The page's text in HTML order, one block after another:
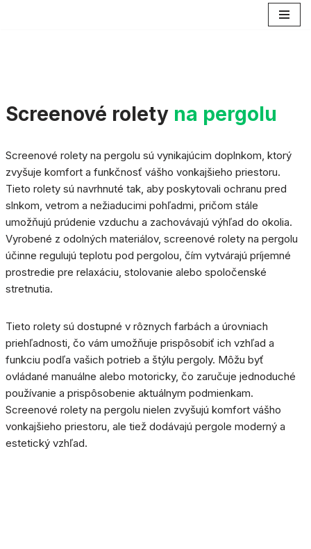
Screenové rolety na pergolu
Screenové rolety na pergolu sú vynikajúcim doplnkom, ktorý
zvyšuje komfort a funkčnosť vášho vonkajšieho priestoru.
Tieto rolety sú navrhnuté tak, aby poskytovali ochranu pred
slnkom, vetrom a nežiaducimi pohľadmi, pričom stále
umožňujú prúdenie vzduchu a zachovávajú výhľad do okolia.
Vyrobené z odolných materiálov, screenové rolety na pergolu
účinne regulujú teplotu pod pergolou, čím vytvárajú príjemné
prostredie pre relaxáciu, stolovanie alebo spoločenské
stretnutia.
Tieto rolety sú dostupné v rôznych farbách a úrovniach
priehľadnosti, čo vám umožňuje prispôsobiť ich vzhľad a
funkciu podľa vašich potrieb a štýlu pergoly. Môžu byť
ovládané manuálne alebo motoricky, čo zaručuje jednoduché
používanie a prispôsobenie aktuálnym podmienkam.
Screenové rolety na pergolu nielen zvyšujú komfort vášho
vonkajšieho priestoru, ale tiež dodávajú pergole moderný a
estetický vzhľad.